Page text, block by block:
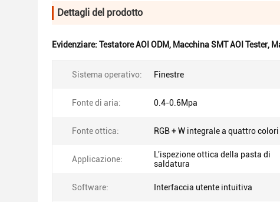
Dettagli del prodotto
Evidenziare: Testatore AOI ODM, Macchina SMT AOI Tester,
Sistema operativo: Finestre
Fonte di aria: 0.4-0.6Mpa
Fonte ottica: RGB + W integrale a quattro colori
Applicazione:
L'ispezione ottica della pasta di
saldatura
Software: Interfaccia utente intuitiva